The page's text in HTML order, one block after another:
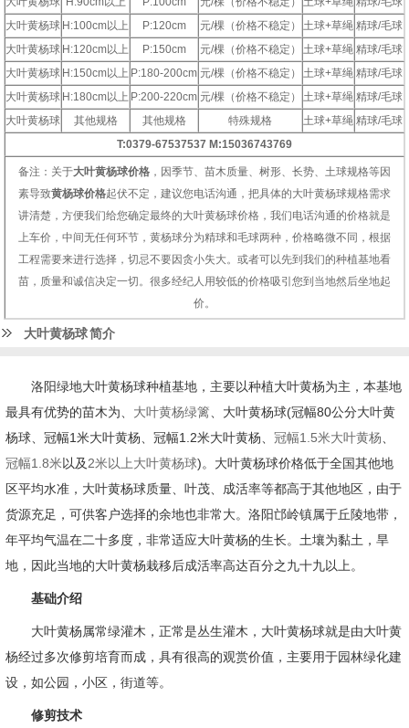
大叶黄杨球 H:100cm以上 P:120cm 元/棵（价格不稳定） 土球+草绳 精球/毛球
大叶黄杨球 H:120cm以上 P:150cm 元/棵（价格不稳定） 土球+草绳 精球/毛球
大叶黄杨球 H:150cm以上 P:180-200cm 元/棵（价格不稳定） 土球+草绳 精球/毛球
大叶黄杨球 H:180cm以上 P:200-220cm 元/棵（价格不稳定） 土球+草绳 精球/毛球
大叶黄杨球
其他规格 其他规格 特殊规格 土球+草绳 精球/毛球
T:0379-67537537 M:15036743769
备注：关于大叶黄杨球价格 ，因季节、苗木质量、树形、长势、土球规格等因
素导致黄杨球价格起伏不定，建议您电话沟通，把具体的大叶黄杨球规格需求
讲清楚，方便我们给您确定最终的大叶黄杨球价格，我们电话沟通的价格就是
上车价，中间无任何环节，黄杨球分为精球和毛球两种，价格略微不同，根据
工程需要来进行选择，切忌不要因贪小失大。或者可以先到我们的种植基地看
苗，质量和诚信决定一切。很多经纪人用较低的价格吸引您到当地然后坐地起
价。
大叶黄杨球简介
洛阳绿地大叶黄杨球种植基地，主要以种植大叶黄杨为主，本基地
最具有优势的苗木为、 大叶黄杨绿篱、大叶黄杨球(冠幅80公分大叶黄
杨球、冠幅1米大叶黄杨、冠幅1.2米大叶黄杨、 冠幅1.5米大叶黄杨、
冠幅1.8米以及2米以上大叶黄杨球)。大叶黄杨球价格低于全国其他地
区平均水准，大叶黄杨球质量、叶茂、成活率等都高于其他地区，由于
货源充足，可供客户选择的余地也非常大。洛阳邙岭镇属于丘陵地带，
年平均气温在二十多度，非常适应大叶黄杨的生长。土壤为黏土，旱
地，因此当地的大叶黄杨栽移后成活率高达百分之九十九以上。
基础介绍
大叶黄杨属常绿灌木，正常是丛生灌木，大叶黄杨球就是由大叶黄
杨经过多次修剪培育而成，具有很高的观赏价值，主要用于园林绿化建
设，如公园，小区，街道等。
修剪技术